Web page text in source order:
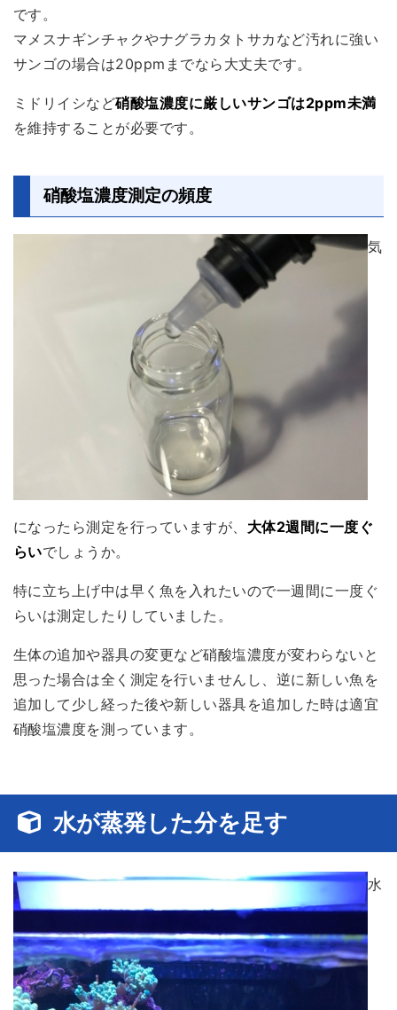
です。
マメスナギンチャクやナグラカタトサカなど汚れに強い
サンゴの場合は20ppmまでなら大丈夫です。
ミドリイシなど硝酸塩濃度に厳しいサンゴは2ppm未満
を維持することが必要です。
硝酸塩濃度測定の頻度
気
になったら測定を行っていますが、 大体2週間に一度ぐ
らいでしょうか。
特に立ち上げ中は早く魚を入れたいので一週間に一度ぐ
らいは測定したりしていました。
生体の追加や器具の変更など硝酸塩濃度が変わらないと
思った場合は全く測定を行いませんし、逆に新しい魚を
追加して少し経った後や新しい器具を追加した時は適宜
硝酸塩濃度を測っています。
水が蒸発した分を足す
水